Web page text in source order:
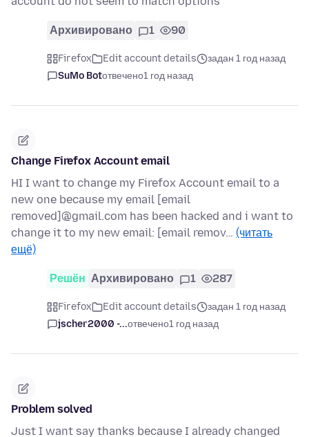
Архивировано 1 90
Firefox Edit account details
задан 1 год назад
SuMo Botотвечено1 год назад
Change Firefox Account email
HI I want to change my Firefox Account email to a
new one because my email [email
removed]@gmail.com has been hacked and i want to
change it to my new email: [email remov… (читать
ещё)
Решён Архивировано 1 287
Firefox Edit account details
задан 1 год назад
jscher2000 -...отвечено1 год назад
Problem solved
Just I want say thanks because I already changed